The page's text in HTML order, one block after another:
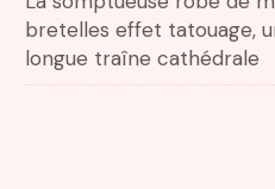
bretelles effet tatouage,
longue traîne cathédrale